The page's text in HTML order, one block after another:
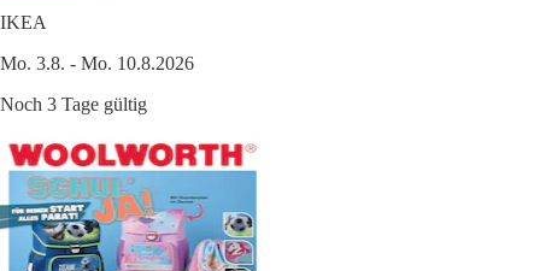
IKEA
Mo. 3.8. - Mo. 10.8.2026
Noch 3 Tage gültig